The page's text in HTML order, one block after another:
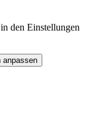
den Einstellungen
anpassen